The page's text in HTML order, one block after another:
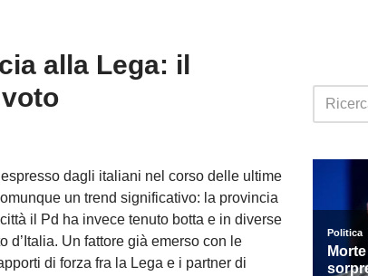
alla Lega: il
dagli italiani nel corso delle ultime
un trend significativo: la provincia
il Pd ha invece tenuto botta e in diverse
d’Italia. Un fattore già emerso con le
di forza fra la Lega e i partner di